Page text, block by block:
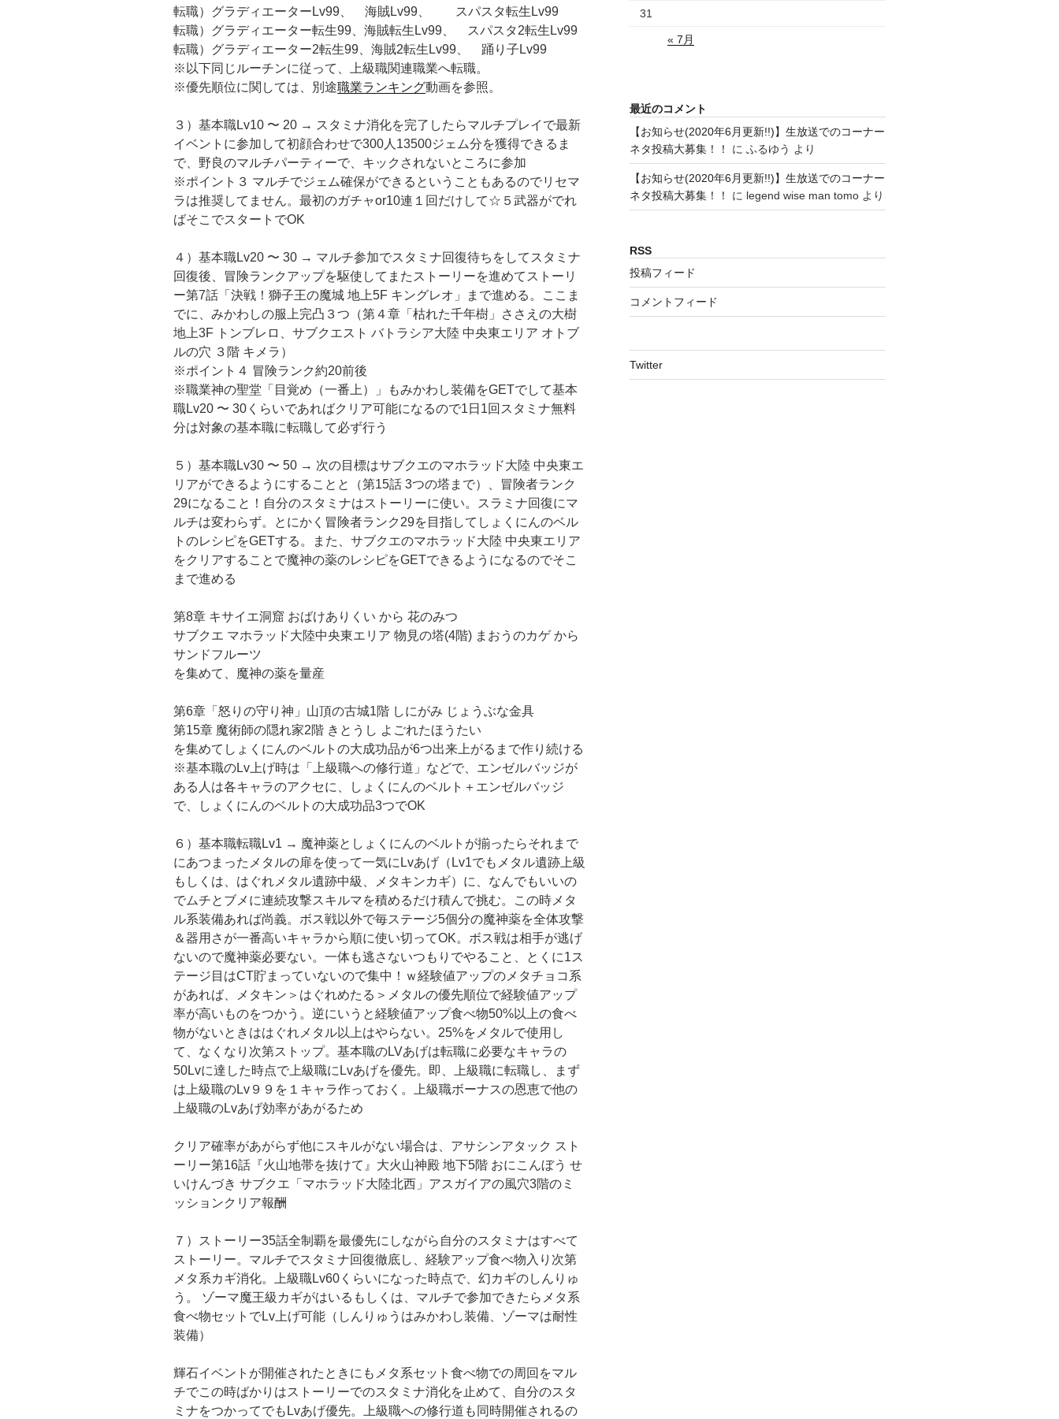
転職）グラディエーターLv99、 海賊Lv99、 スパスタ転生Lv99
転職）グラディエーター転生99、海賊転生Lv99、 スパスタ2転生Lv99
転職）グラディエーター2転生99、海賊2転生Lv99、 踊り子Lv99
※以下同じルーチンに従って、上級職関連職業へ転職。
※優先順位に関しては、別途職業ランキング動画を参照。
３）基本職Lv10 〜 20 → スタミナ消化を完了したらマルチプレイで最新
イベントに参加して初顔合わせで300人13500ジェム分を獲得できるま
で、野良のマルチパーティーで、キックされないところに参加
※ポイント３ マルチでジェム確保ができるということもあるのでリセマ
ラは推奨してません。最初のガチャor10連１回だけして☆５武器がでれ
ばそこでスタートでOK
４）基本職Lv20 〜 30 → マルチ参加でスタミナ回復待ちをしてスタミナ
回復後、冒険ランクアップを駆使してまたストーリーを進めてストーリ
ー第7話「決戦！獅子王の魔城 地上5F キングレオ」まで進める。ここま
でに、みかわしの服上完凸３つ（第４章「枯れた千年樹」ささえの大樹
地上3F トンブレロ、サブクエスト バトラシア大陸 中央東エリア オトブ
ルの穴 ３階 キメラ）
※ポイント４ 冒険ランク約20前後
※職業神の聖堂「目覚め（一番上）」もみかわし装備をGETでして基本
職Lv20 〜 30くらいであればクリア可能になるので1日1回スタミナ無料
分は対象の基本職に転職して必ず行う
５）基本職Lv30 〜 50 → 次の目標はサブクエのマホラッド大陸 中央東エ
リアができるようにすることと（第15話 3つの塔まで）、冒険者ランク
29になること！自分のスタミナはストーリーに使い。スラミナ回復にマ
ルチは変わらず。とにかく冒険者ランク29を目指してしょくにんのベル
トのレシピをGETする。また、サブクエのマホラッド大陸 中央東エリア
をクリアすることで魔神の薬のレシピをGETできるようになるのでそこ
まで進める
第8章 キサイエ洞窟 おばけありくい から 花のみつ
サブクエ マホラッド大陸中央東エリア 物見の塔(4階) まおうのカゲ から
サンドフルーツ
を集めて、魔神の薬を量産
第6章「怒りの守り神」山頂の古城1階 しにがみ じょうぶな金具
第15章 魔術師の隠れ家2階 きとうし よごれたほうたい
を集めてしょくにんのベルトの大成功品が6つ出来上がるまで作り続ける
※基本職のLv上げ時は「上級職への修行道」などで、エンゼルバッジが
ある人は各キャラのアクセに、しょくにんのベルト＋エンゼルバッジ
で、しょくにんのベルトの大成功品3つでOK
６）基本職転職Lv1 → 魔神薬としょくにんのベルトが揃ったらそれまで
にあつまったメタルの扉を使って一気にLvあげ（Lv1でもメタル遺跡上級
もしくは、はぐれメタル遺跡中級、メタキンカギ）に、なんでもいいの
でムチとブメに連続攻撃スキルマを積めるだけ積んで挑む。この時メタ
ル系装備あれば尚義。ボス戦以外で毎ステージ5個分の魔神薬を全体攻撃
＆器用さが一番高いキャラから順に使い切ってOK。ボス戦は相手が逃げ
ないので魔神薬必要ない。一体も逃さないつもりでやること、とくに1ス
テージ目はCT貯まっていないので集中！ｗ経験値アップのメタチョコ系
があれば、メタキン＞はぐれめたる＞メタルの優先順位で経験値アップ
率が高いものをつかう。逆にいうと経験値アップ食べ物50%以上の食べ
物がないときははぐれメタル以上はやらない。25%をメタルで使用し
て、なくなり次第ストップ。基本職のLVあげは転職に必要なキャラの
50Lvに達した時点で上級職にLvあげを優先。即、上級職に転職し、まず
は上級職のLv９９を１キャラ作っておく。上級職ボーナスの恩恵で他の
上級職のLvあげ効率があがるため
クリア確率があがらず他にスキルがない場合は、アサシンアタック スト
ーリー第16話『火山地帯を抜けて』大火山神殿 地下5階 おにこんぼう せ
いけんづき サブクエ「マホラッド大陸北西」アスガイアの風穴3階のミ
ッションクリア報酬
７）ストーリー35話全制覇を最優先にしながら自分のスタミナはすべて
ストーリー。マルチでスタミナ回復徹底し、経験アップ食べ物入り次第
メタ系カギ消化。上級職Lv60くらいになった時点で、幻カギのしんりゅ
う。 ゾーマ魔王級カギがはいるもしくは、マルチで参加できたらメタ系
食べ物セットでLv上げ可能（しんりゅうはみかわし装備、ゾーマは耐性
装備）
輝石イベントが開催されたときにもメタ系セット食べ物での周回をマル
チでこの時ばかりはストーリーでのスタミナ消化を止めて、自分のスタ
ミナをつかってでもLvあげ優先。上級職への修行道も同時開催されるの
31
« 7月
最近のコメント
【お知らせ(2020年6月更新!!)】生放送でのコーナー
ネタ投稿大募集！！
に ふるゆう より
【お知らせ(2020年6月更新!!)】生放送でのコーナー
ネタ投稿大募集！！
に legend wise man tomoより
RSS
投稿フィード
コメントフィード
Twitter